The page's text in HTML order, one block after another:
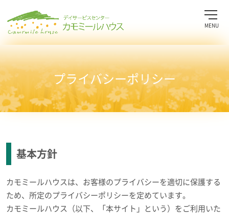
MENU
プライバシーポリシー
基本方針
カモミールハウスは、お客様のプライバシーを適切に保護する
ため、所定のプライバシーポリシーを定めています。
カモミールハウス（以下、「本サイト」という）をご利用いた